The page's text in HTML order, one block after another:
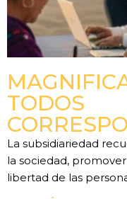
TODOS
La subsidiariedad
la sociedad,
libertad de las